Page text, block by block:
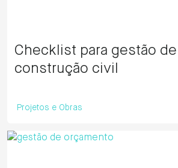
Checklist para gestão
construção civil
Projetos e Obras